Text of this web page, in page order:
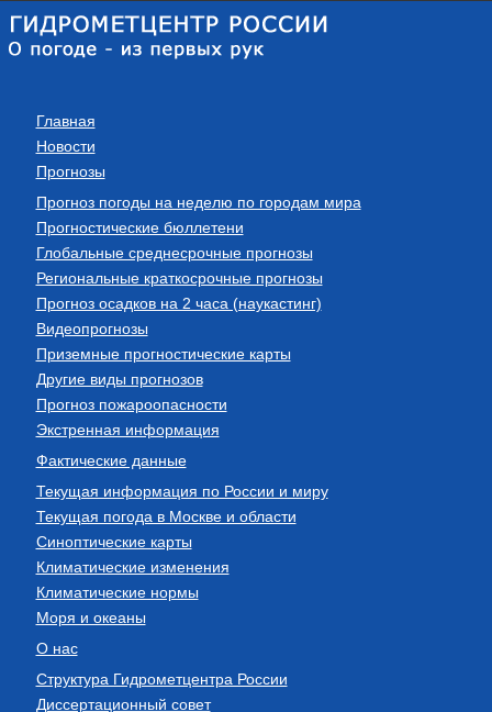
Главная
Новости
Прогнозы
Прогноз погоды на неделю по городам мира
Прогностические бюллетени
Глобальные среднесрочные прогнозы
Региональные краткосрочные прогнозы
Прогноз осадков на 2 часа (наукастинг)
Видеопрогнозы
Приземные прогностические карты
Другие виды прогнозов
Прогноз пожароопасности
Экстренная информация
Фактические данные
Текущая информация по России и миру
Текущая погода в Москве и области
Синоптические карты
Климатические изменения
Климатические нормы
Моря и океаны
О нас
Структура Гидрометцентра России
Диссертационный совет